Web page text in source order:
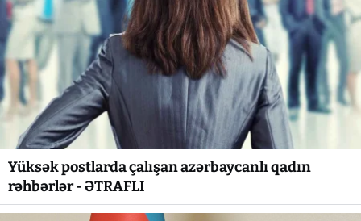
Yüksək postlarda çalışan azərbaycanlı qadın
rəhbərlər - ƏTRAFLI